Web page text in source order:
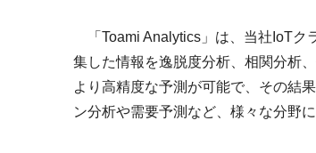
「Toami Analytics」は、当社IoTク
集した情報を逸脱度分析、相関分析
より高精度な予測が可能で、その結
ン分析や需要予測など、様々な分野